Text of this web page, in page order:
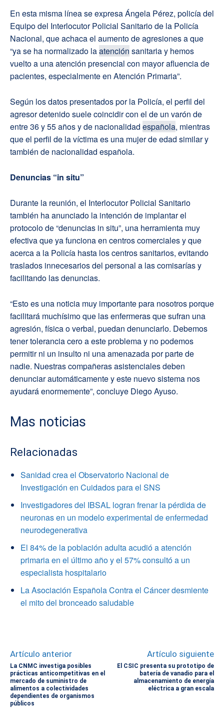
En esta misma línea se expresa Ángela Pérez, policía del
Equipo del Interlocutor Policial Sanitario de la Policía
Nacional, que achaca el aumento de agresiones a que
“ya se ha normalizado laatención sanitaria y hemos
vuelto a una atención presencial con mayor afluencia de
pacientes, especialmente en Atención Primaria”.
Según los datos presentados por la Policía, el perfil del
agresor detenido suele coincidir con el de un varón de
entre 36 y 55 años y de nacionalidad española, mientras
que el perfil de la víctima es una mujer de edad similar y
también de nacionalidad española.
Denuncias “in situ”
Durante la reunión, el Interlocutor Policial Sanitario
también ha anunciado la intención de implantar el
protocolo de “denuncias in situ”, una herramienta muy
efectiva que ya funciona en centros comerciales y que
acerca a la Policía hasta los centros sanitarios, evitando
traslados innecesarios del personal a las comisarías y
facilitando las denuncias.
“Esto es una noticia muy importante para nosotros porque
facilitará muchísimo que las enfermeras que sufran una
agresión, física o verbal, puedan denunciarlo. Debemos
tener tolerancia cero a este problema y no podemos
permitir ni un insulto ni una amenazada por parte de
nadie. Nuestras compañeras asistenciales deben
denunciar automáticamente y este nuevo sistema nos
ayudará enormemente”, concluye Diego Ayuso.
Mas noticias
Relacionadas
Sanidad crea el Observatorio Nacional de
Investigación en Cuidados para el SNS
Investigadores del IBSAL logran frenar la pérdida de
neuronas en un modelo experimental de enfermedad
neurodegenerativa
El 84% de la población adulta acudió a atención
primaria en el último año y el 57% consultó a un
especialista hospitalario
La Asociación Española Contra el Cáncer desmiente
el mito del bronceado saludable
Artículo anterior
La CNMC investiga posibles
prácticas anticompetitivas en el
mercado de suministro de
alimentos a colectividades
dependientes de organismos
públicos
Artículo siguiente
El CSIC presenta su prototipo de
batería de vanadio para el
almacenamiento de energía
eléctrica a gran escala